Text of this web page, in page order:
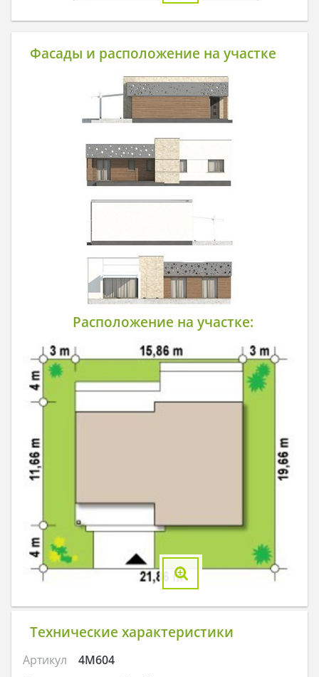
Фасады и расположение на участке
Расположение на участке:
Технические характеристики
Артикул
4M604